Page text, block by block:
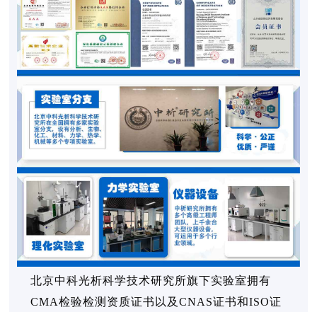
北京中科光析科学技术研究所旗下实验室拥有
CMA检验检测资质证书以及CNAS证书和ISO证